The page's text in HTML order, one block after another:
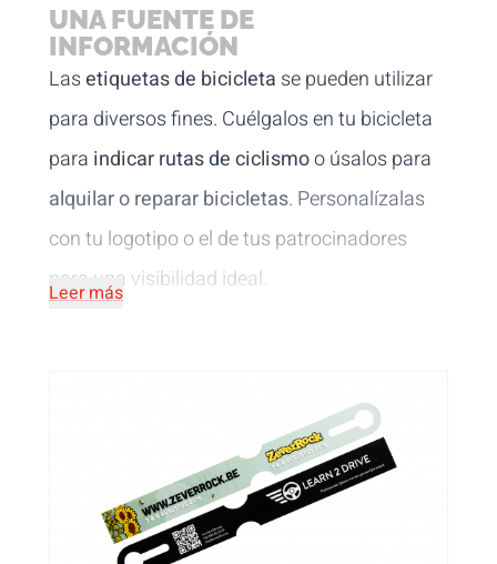
UNA FUENTE DE
INFORMACIÓN
Lasetiquetas de bicicleta se pueden utilizar
para diversos fines. Cuélgalos en tu bicicleta
para indicar rutas de ciclismoo úsalos para
alquilar o reparar bicicletas. Personalízalas
con tu logotipo o el de tus patrocinadores
para una visibilidad ideal.
Leer más